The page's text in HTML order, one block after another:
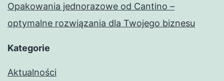
Opakowania jednorazowe od Cantino –
optymalne rozwiązania dla Twojego biznesu
Kategorie
Aktualności